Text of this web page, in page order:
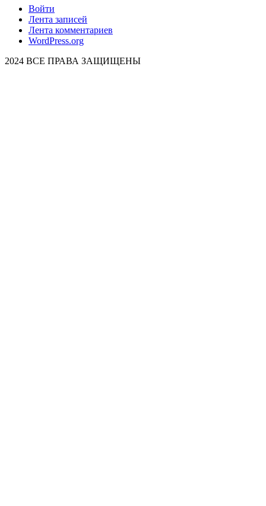
Войти
Лента записей
Лента комментариев
WordPress.org
2024 ВСЕ ПРАВА ЗАЩИЩЕНЫ